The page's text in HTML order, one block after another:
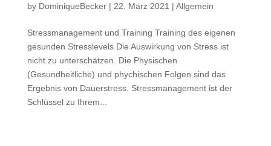
by DominiqueBecker| 22. März 2021 | Allgemein
Stressmanagement und Training Training des eigenen
gesunden Stresslevels Die Auswirkung von Stress ist
nicht zu unterschätzen. Die Physischen
(Gesundheitliche) und phychischen Folgen sind das
Ergebnis von Dauerstress. Stressmanagement ist der
Schlüssel zu Ihrem...